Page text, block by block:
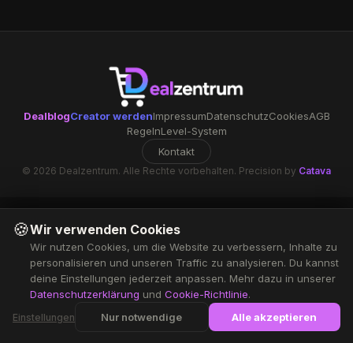
DealblogCreator werdenImpressumDatenschutzCookiesAGB
RegelnLevel-System
Kontakt
© 2026 Dealzentrum. Alle Rechte vorbehalten. Precision by Catava
🍪Wir verwenden Cookies
Wir nutzen Cookies, um die Website zu verbessern, Inhalte zu
personalisieren und unseren Traffic zu analysieren. Du kannst
deine Einstellungen jederzeit anpassen. Mehr dazu in unserer
Datenschutzerklärung und Cookie-Richtlinie.
Einstellungen Nur notwendige Alle akzeptieren